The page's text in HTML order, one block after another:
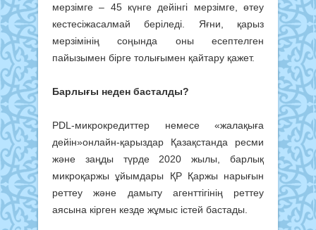
мерзімге – 45 күнге дейінгі мерзімге, өтеу
кестесіжасалмай беріледі. Яғни, қарыз
мерзімінің соңында оны есептелген
пайызымен бірге толығымен қайтару қажет.
Барлығы неден басталды?
PDL-микрокредиттер немесе «жалақыға
дейін»онлайн-қарыздар Қазақстанда ресми
және заңды түрде 2020 жылы, барлық
микроқаржы ұйымдары ҚР Қаржы нарығын
реттеу және дамыту агенттігінің реттеу
аясына кірген кезде жұмыс істей бастады.